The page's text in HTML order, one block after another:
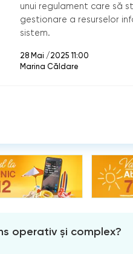
unui regulament care să
gestionare a resurselor
sistem.
28 Mai /2025 11:00
Marina Căldare
operativ și complex?